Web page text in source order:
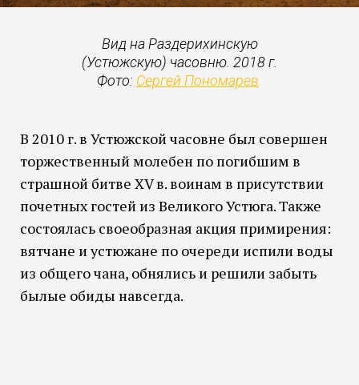
Вид на Раздерихинскую
(Устюжскую) часовню. 2018 г.
Фото: Сергей Пономарев
В 2010 г. в Устюжской часовне был совершен
торжественный молебен по погибшим в
страшной битве XV в. воинам в присутствии
почетных гостей из Великого Устюга. Также
состоялась своеобразная акция примирения:
вятчане и устюжане по очереди испили воды
из общего чана, обнялись и решили забыть
былые обиды навсегда.